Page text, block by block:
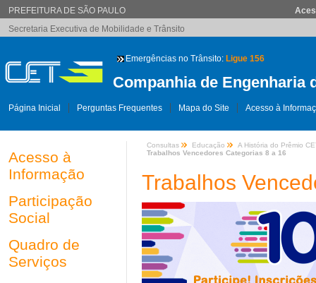
PREFEITURA DE SÃO PAULO
Secretaria Executiva de Mobilidade e Trânsito
Emergências no Trânsito: Ligue 156
Companhia de Engenharia
Página Inicial Perguntas Frequentes Mapa do Site Acesso à
Acesso à
Informação
Participação
Social
Quadro de
Serviços
Consultas Educação
A História do Prêmio
Trabalhos Vencedores Categorias 8 a 16
Trabalhos